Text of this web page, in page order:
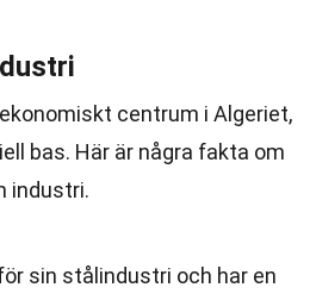
centrum i Algeriet,
bas. Här är några fakta om
industri.
sin stålindustri och har en